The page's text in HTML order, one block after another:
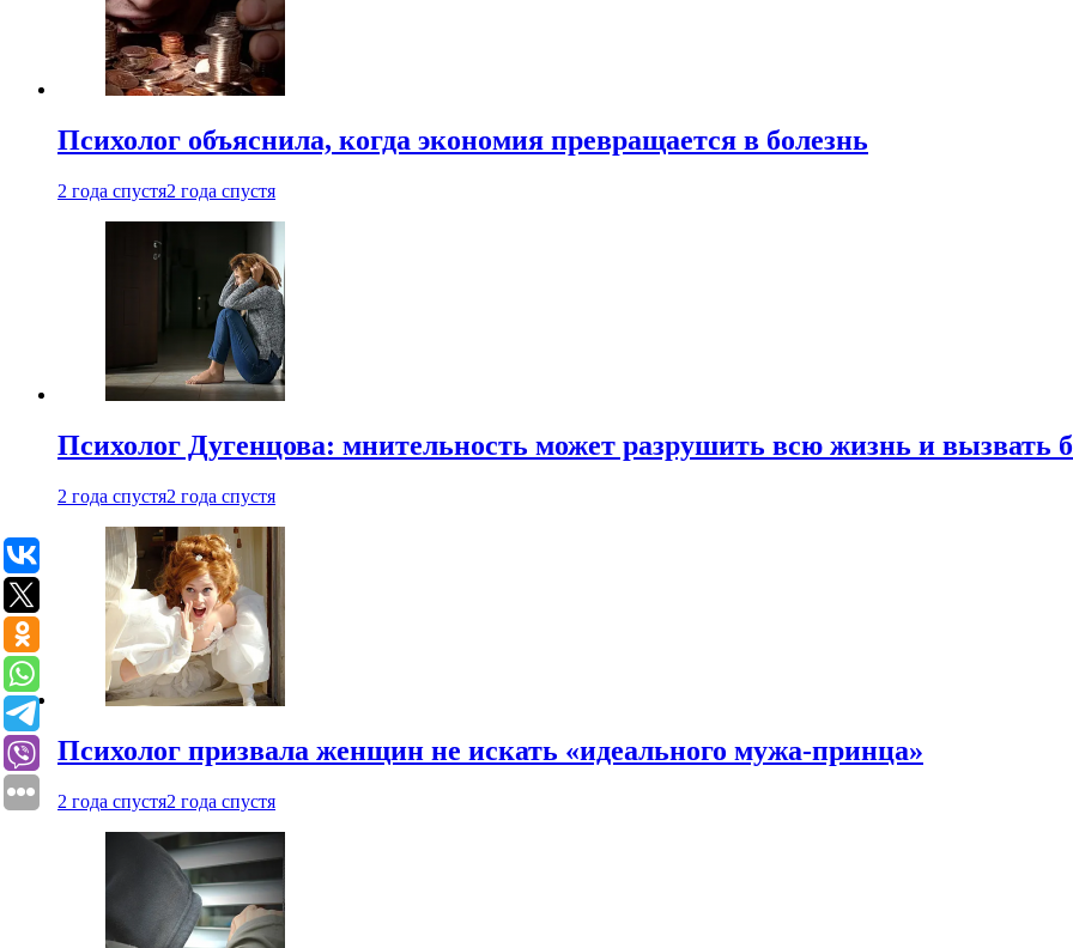
Психолог объяснила, когда экономия превращается в болезнь
2 года спустя2 года спустя
Психолог Дугенцова: мнительность может разрушить всю жизнь и вызвать
2 года спустя2 года спустя
Психолог призвала женщин не искать «идеального мужа-принца»
2 года спустя2 года спустя